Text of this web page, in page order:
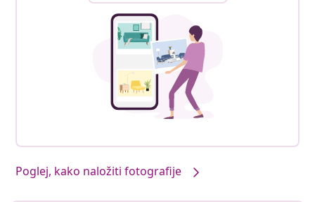
Poglej, kako naložiti fotografije